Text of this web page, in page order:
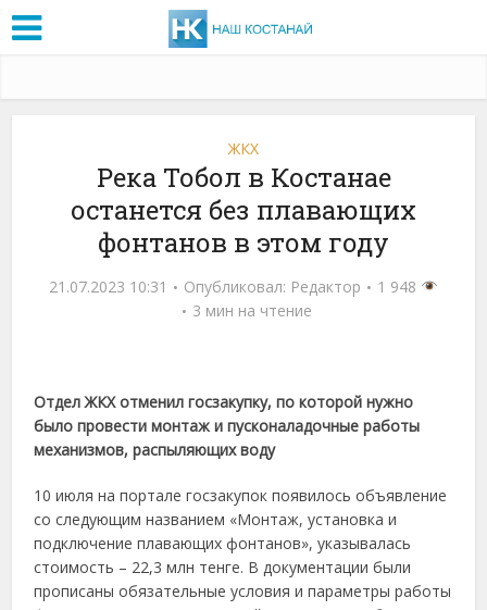
ЖКХ
Река Тобол в Костанае
останется без плавающих
фонтанов в этом году
21.07.2023 10:31 Опубликовал: Редактор
1 948
3 мин на чтение
Отдел ЖКХ отменил госзакупку, по которой нужно
было провести монтаж и пусконаладочные работы
механизмов, распыляющих воду
10 июля на портале госзакупок появилось объявление
со следующим названием «Монтаж, установка и
подключение плавающих фонтанов», указывалась
стоимость – 22,3 млн тенге. В документации были
прописаны обязательные условия и параметры работы